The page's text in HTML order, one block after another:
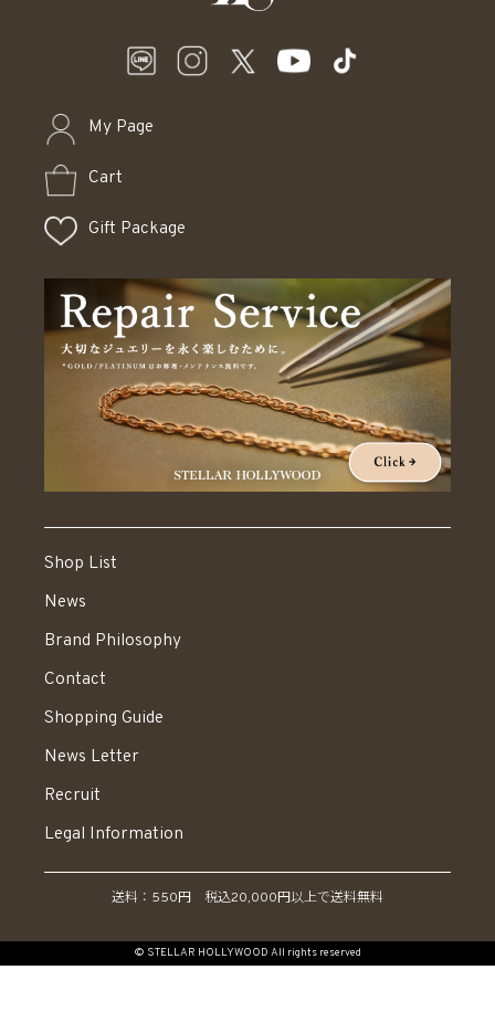
My Page
Cart
Gift Package
Shop List
News
Brand Philosophy
Contact
Shopping Guide
News Letter
Recruit
Legal Information
送料：550円 税込20,000円以上で送料無料
© STELLAR HOLLYWOOD All rights reserved